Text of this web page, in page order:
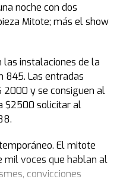
quedarse afuera.
de lo que Dios
pastores Ledesma al
los
oficial instragram:
Docente
docentes,
al sistema educativo
noche con dos
Mitote; más el show
las instalaciones de la
845. Las entradas
2000 y se consiguen al
$2500 solicitar al
El mitote
mil voces que hablan al
convicciones